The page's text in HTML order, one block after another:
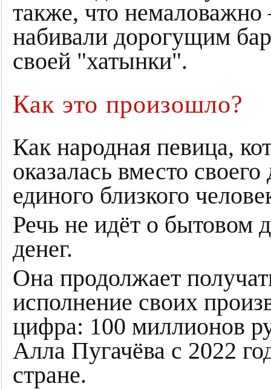
также, что
набивали дорогущим
своей "хатынки".
Как это произошло?
Как народная певица,
оказалась вместо
единого близкого
Речь не идёт о бытовом
денег.
Она продолжает
исполнение своих
цифра: 100 миллионов
Алла Пугачёва с 2022
стране.